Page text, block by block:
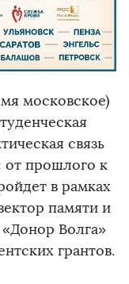
московское)
связь
от прошлого к
в рамках
памяти и
Волга»
грантов.